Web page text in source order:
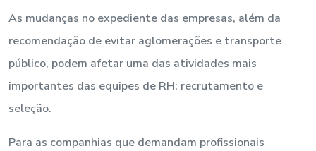
As mudanças no expediente das empresas, além da
recomendação de evitar aglomerações e transporte
público, podem afetar uma das atividades mais
importantes das equipes de RH: recrutamento e
seleção.
Para as companhias que demandam profissionais